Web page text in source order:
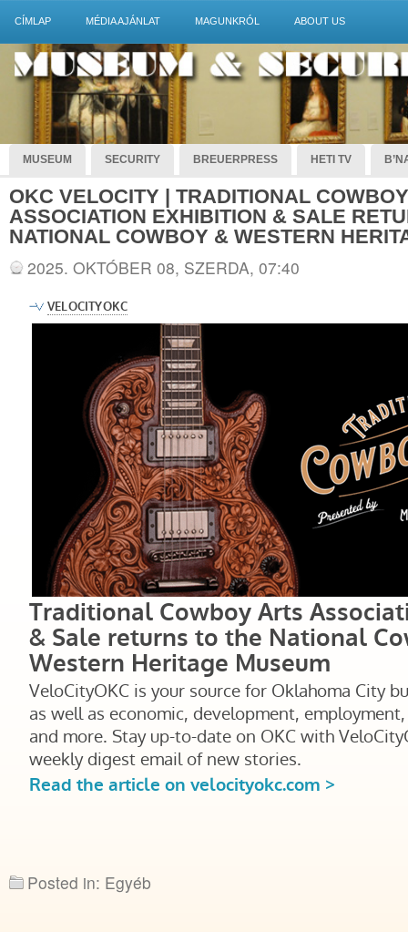
CÍMLAP MÉDIA AJÁNLAT MAGUNKRÓL ABOUT US
MUSEUM SECURITY BREUERPRESS HETI TV
OKC VELOCITY | TRADITIONAL
ASSOCIATION EXHIBITION & SALE
NATIONAL COWBOY & WESTERN
2025. OKTÓBER 08, SZERDA, 07:40
Posted in: Egyéb